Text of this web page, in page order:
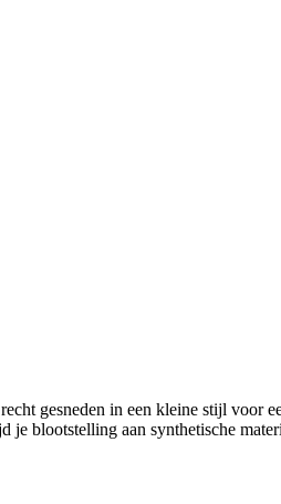
gesneden in een kleine stijl voor
je blootstelling aan synthetische